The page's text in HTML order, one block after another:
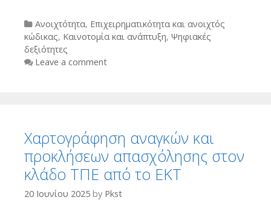
Categories
Ανοιχτότητα, Επιχειρηματικότητα και ανοιχτός
κώδικας, Καινοτομία και ανάπτυξη, Ψηφιακές
δεξιότητες
Leave a comment
Χαρτογράφηση αναγκών και
προκλήσεων απασχόλησης στον
κλάδο ΤΠΕ από το ΕΚΤ
20 Ιουνίου 2025 by Pkst